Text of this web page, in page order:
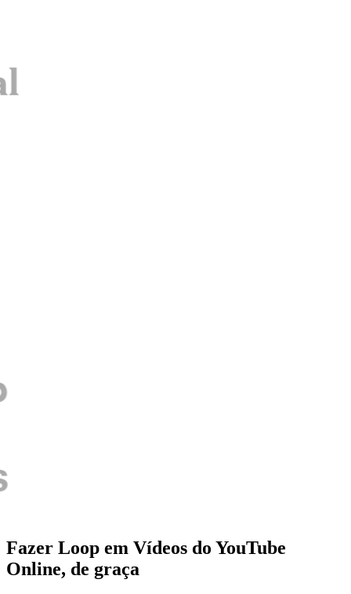
Fazer Loop em Vídeos do YouTube
Online, de graça